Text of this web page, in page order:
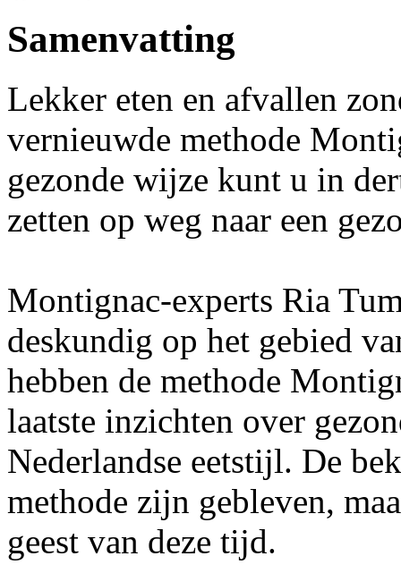
Samenvatting
Lekker eten en afvallen
vernieuwde methode
gezonde wijze kunt u in
zetten op weg naar een
Montignac-experts Ria
deskundig op het gebied
hebben de methode
laatste inzichten over
Nederlandse eetstijl. De
methode zijn gebleven,
geest van deze tijd.